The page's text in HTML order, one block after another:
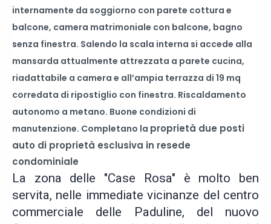
internamente da soggiorno con parete cottura e
balcone, camera matrimoniale con balcone, bagno
senza finestra. Salendo la scala interna si accede alla
mansarda attualmente attrezzata a parete cucina,
riadattabile a camera e all’ampia terrazza di 19 mq
corredata di ripostiglio con finestra. Riscaldamento
autonomo a metano. Buone condizioni di
manutenzione. Completano la proprietà due posti
auto di proprietà esclusiva in resede
condominiale
La zona delle "Case Rosa" è molto ben
servita, nelle immediate vicinanze del centro
commerciale delle Paduline, del nuovo